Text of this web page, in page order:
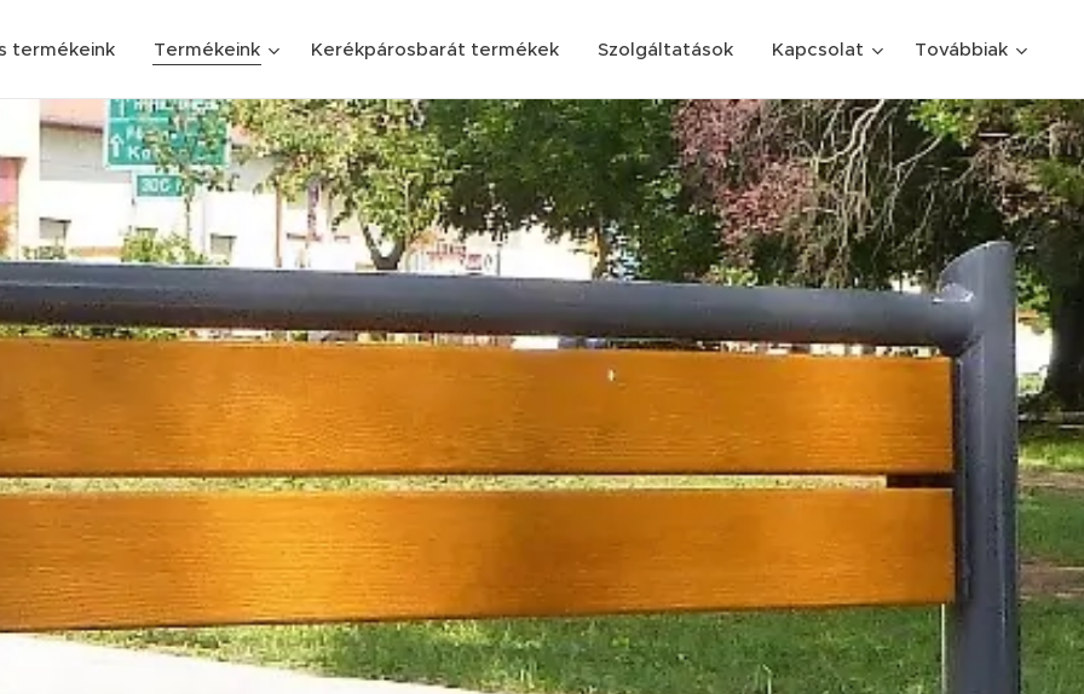
termékeink Termékeink Kerékpárosbarát termékek Szolgáltatások Kapcsolat Továbbiak